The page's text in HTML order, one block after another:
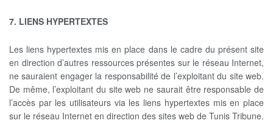
7. LIENS HYPERTEXTES
Les liens hypertextes mis en place dans le cadre du présent site
en direction d’autres ressources présentes sur le réseau Internet,
ne sauraient engager la responsabilité de l’exploitant du site web.
De même, l’exploitant du site web ne saurait être responsable de
l’accès par les utilisateurs via les liens hypertextes mis en place
sur le réseau Internet en direction des sites web de Tunis Tribune.